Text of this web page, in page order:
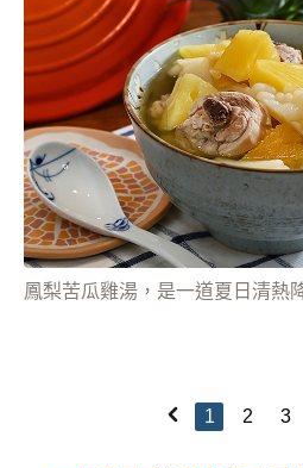
鳳梨苦瓜雞湯，是一道夏日清熱
1 2 3